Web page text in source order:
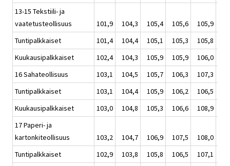
13-15 Tekstiili- ja
vaatetusteollisuus
101,9 104,3 105,4 105,6 105,9
Tuntipalkkaiset
101,4 104,4 105,1 105,3 105,8
Kuukausipalkkaiset
102,4 104,3 105,9 105,9 106,0
16 Sahateollisuus
103,1 104,5 105,7 106,3 107,3
Tuntipalkkaiset
103,1 104,4 105,9 106,2 106,5
Kuukausipalkkaiset
103,0 104,8 105,3 106,6 108,9
17 Paperi- ja
kartonkiteollisuus
103,2 104,7 106,9 107,5 108,0
Tuntipalkkaiset
102,9 103,8 105,8 106,5 107,1